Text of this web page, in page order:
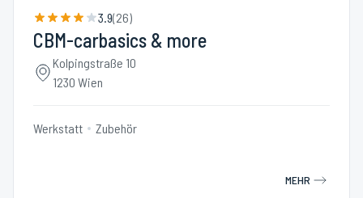
3.9(26)
CBM-carbasics & more
Kolpingstraße 10
1230 Wien
Werkstatt Zubehör
MEHR